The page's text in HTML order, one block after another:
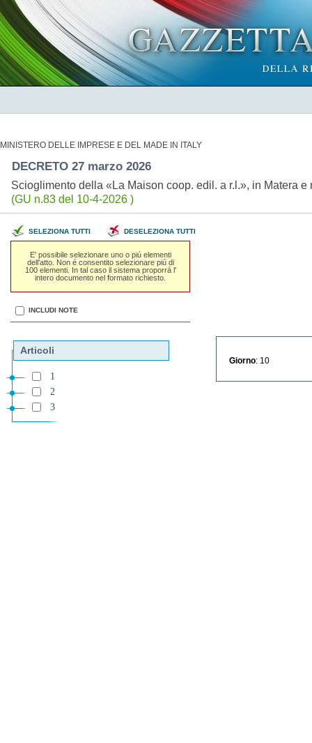
MINISTERO DELLE IMPRESE E DEL MADE IN ITALY
DECRETO 27 marzo 2026
Scioglimento della «La Maison coop. edil. a r.l.», in Matera
(GU n.83 del 10-4-2026 )
SELEZIONA TUTTI DESELEZIONA TUTTI
E' possibile selezionare uno o piú elementi
dell'atto. Non é consentito selezionare piú di
100 elementi. In tal caso il sistema proporrá l'
intero documento nel formato richiesto.
INCLUDI NOTE
Articoli
1
2
3
Giorno : 10